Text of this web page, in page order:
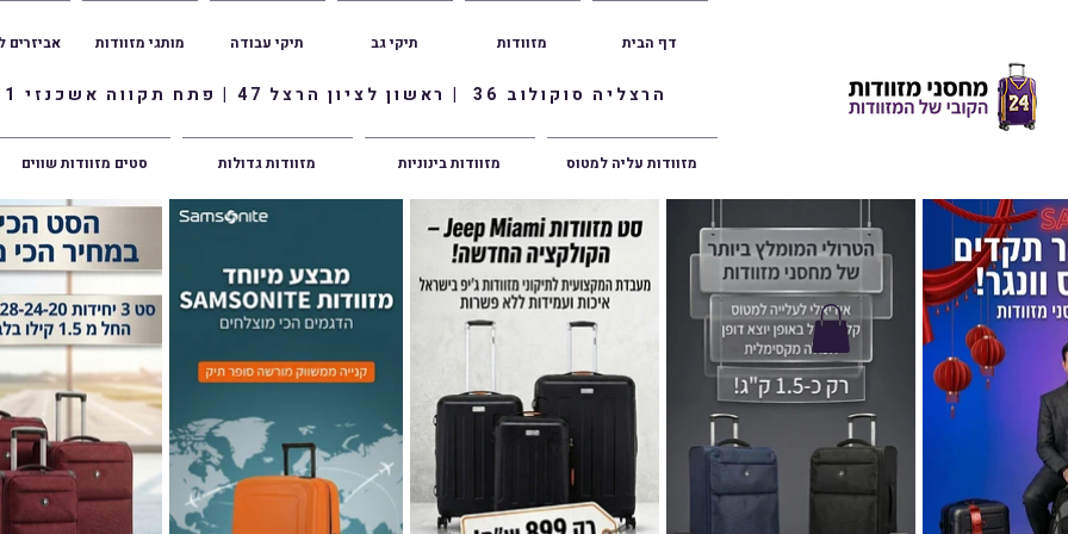
הרצליה סוקולוב 36 | ראשון לציון הרצל 47 | פתח תקווה אשכנזי 1
אביזרים מותגי מזוודות תיקי עבודה תיקי גב מזוודות דף הבית
סטים מזוודות שווים מזוודות גדולות מזוודות בינוניות מזוודות עליה למטוס